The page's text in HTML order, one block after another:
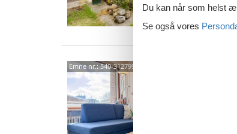
Emne nr.:540-312799-225474
Du kan når som helst
Se også vores